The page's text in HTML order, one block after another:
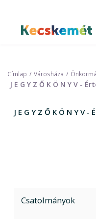
tartalomra
Kecskemét
Címlap Városháza
J E G Y Z Ő K Ö N Y V
J E G Y Z Ő K Ö N Y
Csatolmányok